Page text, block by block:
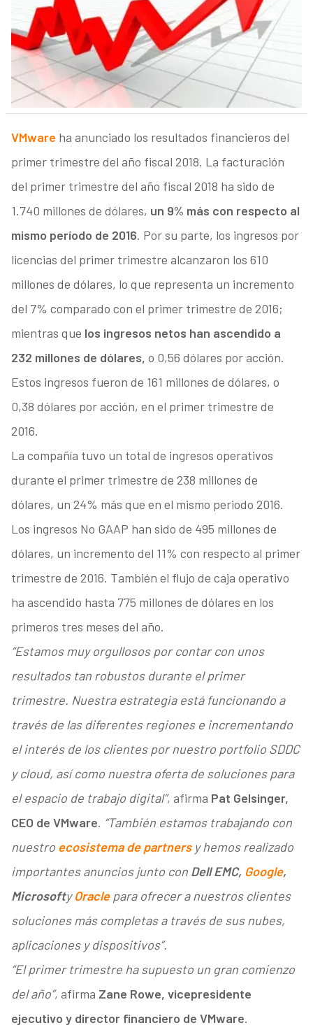
VMware ha anunciado los resultados financieros del
primer trimestre del año fiscal 2018. La facturación
del primer trimestre del año fiscal 2018 ha sido de
1.740 millones de dólares, un 9% más con respecto al
mismo período de 2016. Por su parte, los ingresos por
licencias del primer trimestre alcanzaron los 610
millones de dólares, lo que representa un incremento
del 7% comparado con el primer trimestre de 2016;
mientras que los ingresos netos han ascendido a
232 millones de dólares, o 0,56 dólares por acción.
Estos ingresos fueron de 161 millones de dólares, o
0,38 dólares por acción, en el primer trimestre de
2016.
La compañía tuvo un total de ingresos operativos
durante el primer trimestre de 238 millones de
dólares, un 24% más que en el mismo periodo 2016.
Los ingresos No GAAP han sido de 495 millones de
dólares, un incremento del 11% con respecto al primer
trimestre de 2016. También el flujo de caja operativo
ha ascendido hasta 775 millones de dólares en los
primeros tres meses del año.
“Estamos muy orgullosos por contar con unos
resultados tan robustos durante el primer
trimestre. Nuestra estrategia está funcionando a
través de las diferentes regiones e incrementando
el interés de los clientes por nuestro portfolio SDDC
y cloud, así como nuestra oferta de soluciones para
el espacio de trabajo digital”, afirma Pat Gelsinger,
CEO de VMware. “También estamos trabajando con
nuestro ecosistema de partnersy hemos realizado
importantes anuncios junto con Dell EMC, Google,
MicrosoftyOraclepara ofrecer a nuestros clientes
soluciones más completas a través de sus nubes,
aplicaciones y dispositivos”.
“El primer trimestre ha supuesto un gran comienzo
del año”, afirma Zane Rowe, vicepresidente
ejecutivo y director financiero de VMware.